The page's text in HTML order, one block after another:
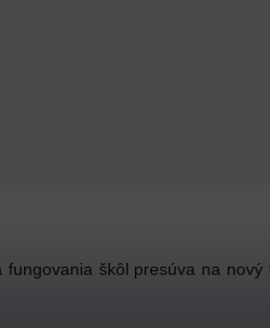
fungovania škôl presúva na nový
škôl.